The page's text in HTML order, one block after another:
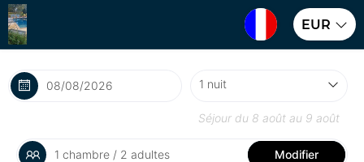
EUR
Séjour du 8 août au 9 août
1 chambre / 2 adultes Modifier